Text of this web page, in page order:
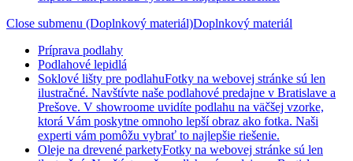
Close submenu (Doplnkový materiál)Doplnkový materiál
Príprava podlahy
Podlahové lepidlá
Soklové lišty pre podlahuFotky na webovej stránke sú len
ilustračné. Navštívte naše podlahové predajne v Bratislave a
Prešove. V showroome uvidíte podlahu na väčšej vzorke,
ktorá Vám poskytne omnoho lepší obraz ako fotka. Naši
experti vám pomôžu vybrať to najlepšie riešenie.
Oleje na drevené parketyFotky na webovej stránke sú len